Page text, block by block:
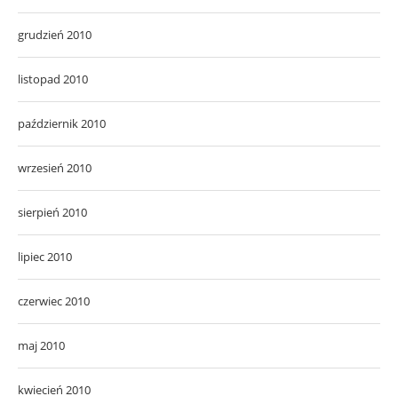
grudzień 2010
listopad 2010
październik 2010
wrzesień 2010
sierpień 2010
lipiec 2010
czerwiec 2010
maj 2010
kwiecień 2010